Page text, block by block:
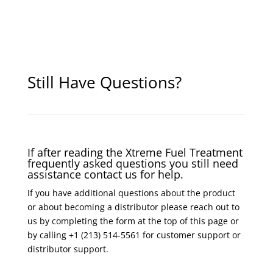
Still Have Questions?
If after reading the Xtreme Fuel Treatment
frequently asked questions you still need
assistance contact us for help.
If you have additional questions about the product
or about becoming a distributor please reach out to
us by completing the form at the top of this page or
by calling +1 (213) 514-5561 for customer support or
distributor support.